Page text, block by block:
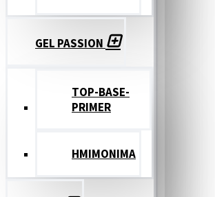
GEL PASSION
TOP-BASE-
PRIMER
ΗΜΙΜΟΝΙΜΑ